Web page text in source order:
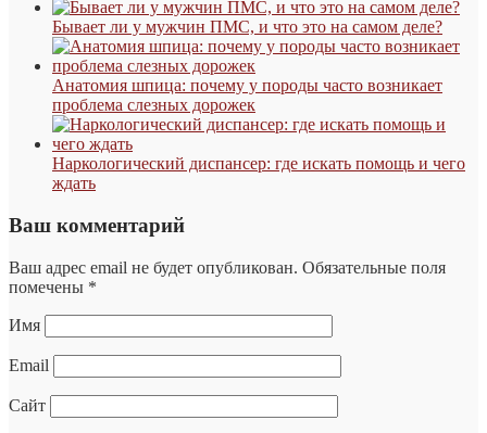
Бывает ли у мужчин ПМС, и что это на самом деле?
Анатомия шпица: почему у породы часто возникает
проблема слезных дорожек
Наркологический диспансер: где искать помощь и чего
ждать
Ваш комментарий
Ваш адрес email не будет опубликован. Обязательные поля
помечены *
Имя
Email
Сайт